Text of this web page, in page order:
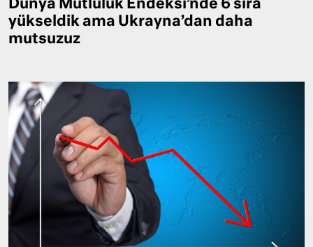
Dünya Mutluluk Endeksi’nde 6 sıra
yükseldik ama Ukrayna’dan daha
mutsuzuz